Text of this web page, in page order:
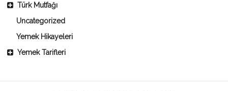
Türk Mutfağı
Uncategorized
Yemek Hikayeleri
Yemek Tarifleri